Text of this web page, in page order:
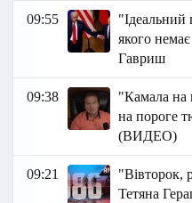
09:55
"Ідеальний
якого
Гавриш
09:38
"Камала на
на пороге
(ВИДЕО)
09:21
"Вівторок,
Тетяна